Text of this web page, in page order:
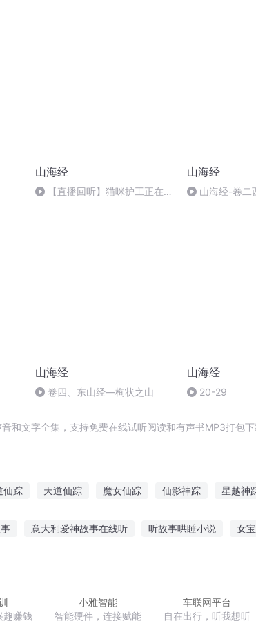
山海经
【直播回听】猫咪护工正在直
山海经
山海经-卷二
山海经
卷四、东山经—栒状之山
山海经
20-29
和文字全集，支持免费在线试听阅读和有声书MP3打包下
仙踪 天道仙踪 魔女仙踪 仙影神踪 星越神
意大利爱神故事在线听 听故事哄睡小说 女
趣赚钱
小雅智能
智能硬件，连接赋能
车联网平台
自在出行，听我想听